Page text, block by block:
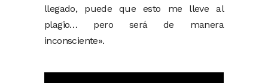
llegado, puede que esto me lleve al
plagio… pero será de manera
inconsciente».